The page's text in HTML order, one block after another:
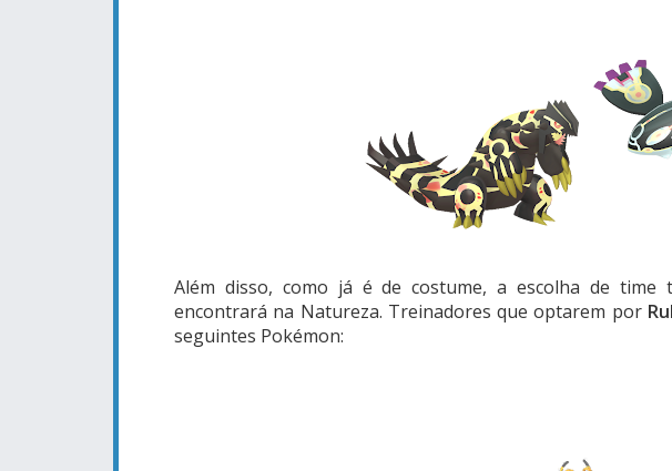
Além disso, como já é de costume, a escolha de time
encontrará na Natureza. Treinadores que optarem por
seguintes Pokémon: